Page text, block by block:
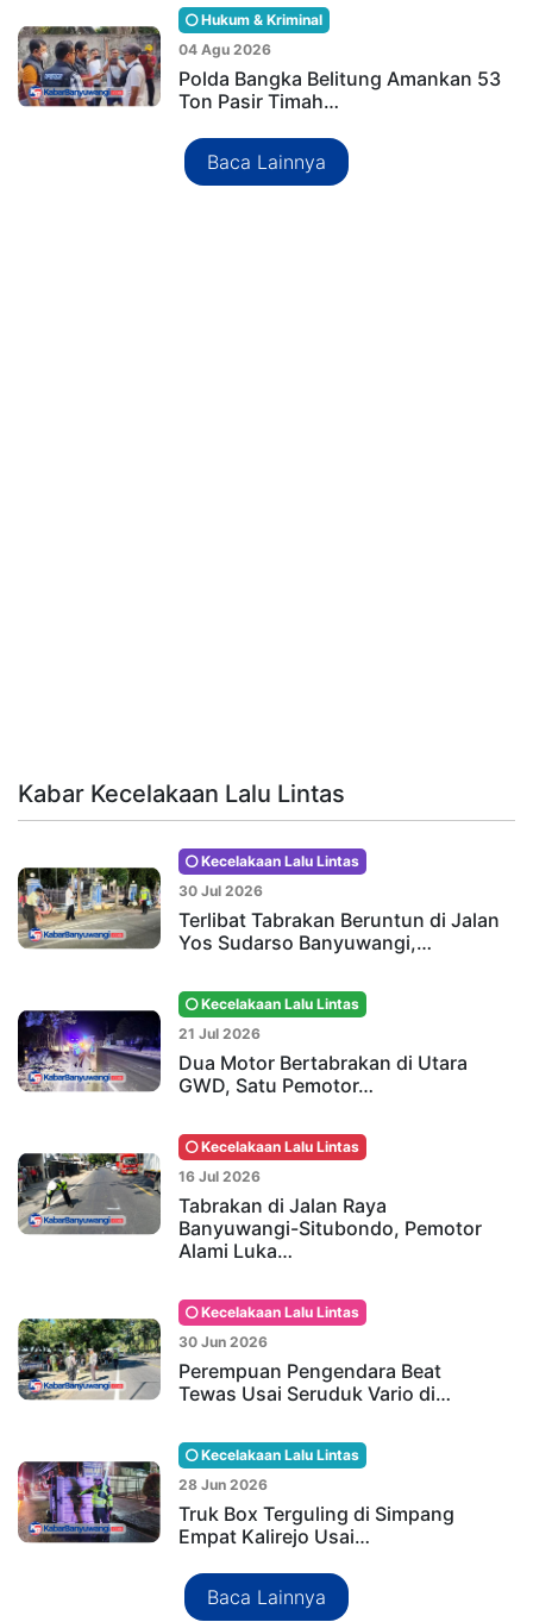
Hukum & Kriminal
04 Agu 2026
Polda Bangka Belitung Amankan 53
Ton Pasir Timah…
Baca Lainnya
Kabar Kecelakaan Lalu Lintas
Kecelakaan Lalu Lintas
30 Jul 2026
Terlibat Tabrakan Beruntun di Jalan
Yos Sudarso Banyuwangi,…
Kecelakaan Lalu Lintas
21 Jul 2026
Dua Motor Bertabrakan di Utara
GWD, Satu Pemotor…
Kecelakaan Lalu Lintas
16 Jul 2026
Tabrakan di Jalan Raya
Banyuwangi-Situbondo, Pemotor
Alami Luka…
Kecelakaan Lalu Lintas
30 Jun 2026
Perempuan Pengendara Beat
Tewas Usai Seruduk Vario di…
Kecelakaan Lalu Lintas
28 Jun 2026
Truk Box Terguling di Simpang
Empat Kalirejo Usai…
Baca Lainnya